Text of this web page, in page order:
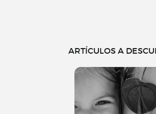
ARTÍCULOS A